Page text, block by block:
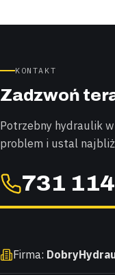
KONTAKT
Zadzwoń
Potrzebny hydraulik
problem i ustal
731
Firma: